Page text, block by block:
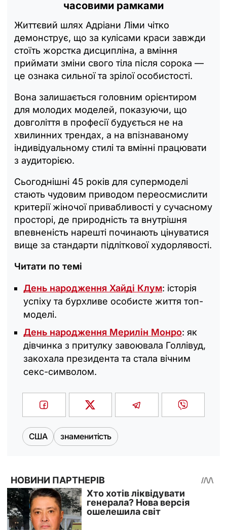
часовими рамками
Життєвий шлях Адріани Ліми чітко
демонструє, що за кулісами краси завжди
стоїть жорстка дисципліна, а вміння
приймати зміни свого тіла після сорока —
це ознака сильної та зрілої особистості.
Вона залишається головним орієнтиром
для молодих моделей, показуючи, що
довголіття в професії будується не на
хвилинних трендах, а на впізнаваному
індивідуальному стилі та вмінні працювати
з аудиторією.
Сьогоднішні 45 років для супермоделі
стають чудовим приводом переосмислити
критерії жіночої привабливості у сучасному
просторі, де природність та внутрішня
впевненість нарешті починають цінуватися
вище за стандарти підліткової худорлявості.
Читати по темі
День народження Хайді Клум: історія
успіху та бурхливе особисте життя топ-
моделі.
День народження Мерилін Монро: як
дівчинка з притулку завоювала Голлівуд,
закохала президента та стала вічним
секс-символом.
США знаменитість